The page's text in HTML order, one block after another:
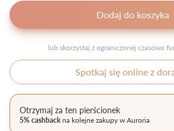
Dodaj do koszyka
lub skorzystaj z ograniczonej czasowo
Spotkaj się online z
Otrzymaj za ten pierścionek
5% cashbackna kolejne zakupy w Auroria